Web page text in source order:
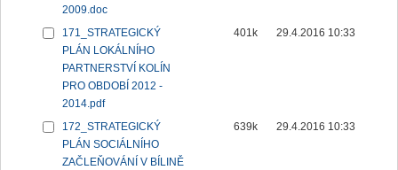
2009.doc
171_STRATEGICKÝ
PLÁN LOKÁLNÍHO
PARTNERSTVÍ KOLÍN
PRO OBDOBÍ 2012 -
2014.pdf
401k 29.4.2016 10:33
172_STRATEGICKÝ
PLÁN SOCIÁLNÍHO
ZAČLEŇOVÁNÍ V BÍLINĚ
639k 29.4.2016 10:33